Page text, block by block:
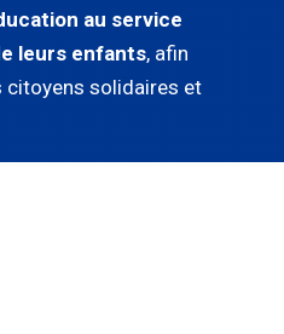
au service
leurs enfants, afin
citoyens solidaires et